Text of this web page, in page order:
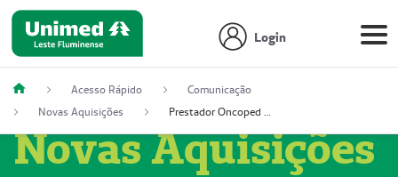
Login
Acesso Rápido
Comunicação
Novas Aquisições
Prestador Oncoped Serviços Médicos (51004335-0)
Novas Aquisições